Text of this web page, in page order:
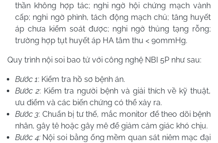
thần không hợp tác; nghi ngờ hội chứng mạch vành
cấp; nghi ngờ phình, tách động mạch chủ; tăng huyết
áp chưa kiểm soát được; nghi ngờ thủng tạng rỗng;
trường hợp tụt huyết áp HA tâm thu < 90mmHg.
Quy trình nội soi bao tử với công nghệ NBI 5P như sau:
Bước 1: Kiểm tra hồ sơ bệnh án.
Bước 2: Kiểm tra người bệnh và giải thích về kỹ thuật,
ưu điểm và các biến chứng có thể xảy ra.
Bước 3: Chuẩn bị tư thế, mắc monitor để theo dõi bệnh
nhân, gây tê hoặc gây mê để giảm cảm giác khó chịu.
Bước 4:Nội soi bằng ống mềm quan sát niêm mạc đại